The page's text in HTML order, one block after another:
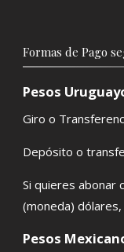
Formas de Pago
Pesos
Giro o
Depósito o
Si quieres abonar
(moneda)
Pesos